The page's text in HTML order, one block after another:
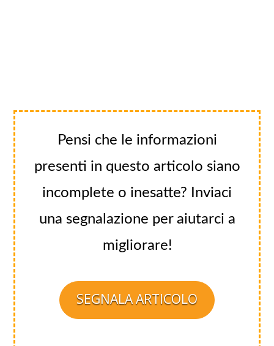
Pensi che le informazioni
presenti in questo articolo siano
incomplete o inesatte? Inviaci
una segnalazione per aiutarci a
migliorare!
SEGNALA ARTICOLO